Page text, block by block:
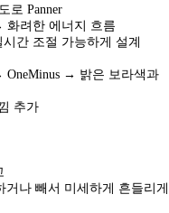
로 Panner
려한 에너지 흐름
간 조절 가능하게 설계
OneMinus → 밝은 보라색과
추가
나 빼서 미세하게 흔들리게